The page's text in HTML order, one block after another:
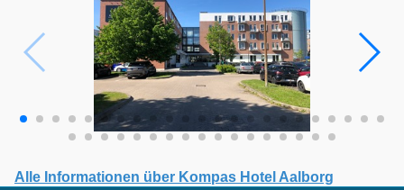
Alle Informationen über Kompas Hotel Aalborg